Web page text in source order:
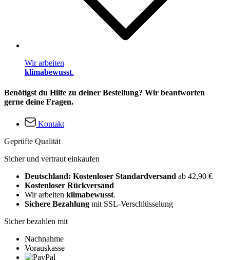
Wir arbeiten
klimabewusst.
Benötigst du Hilfe zu deiner Bestellung? Wir beantworten
gerne deine Fragen.
Kontakt
Geprüfte Qualität
Sicher und vertraut einkaufen
Deutschland: Kostenloser Standardversand ab 42,90 €
Kostenloser Rückversand
Wir arbeiten klimabewusst.
Sichere Bezahlung mit SSL-Verschlüsselung
Sicher bezahlen mit
Nachnahme
Vorauskasse